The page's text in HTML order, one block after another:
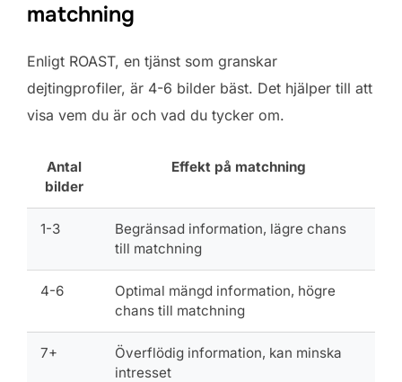
matchning
Enligt ROAST, en tjänst som granskar
dejtingprofiler, är 4-6 bilder bäst. Det hjälper till att
visa vem du är och vad du tycker om.
Antal
bilder
Effekt på matchning
1-3
Begränsad information, lägre chans
till matchning
4-6
Optimal mängd information, högre
chans till matchning
7+
Överflödig information, kan minska
intresset